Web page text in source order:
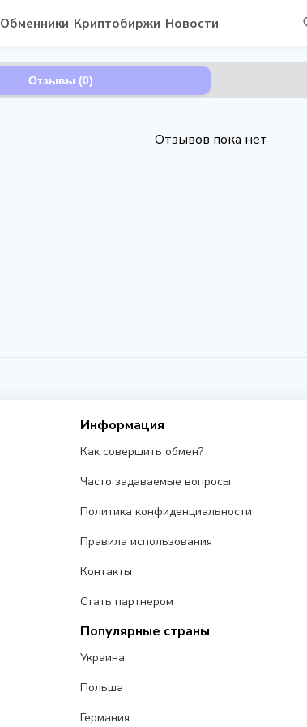
Обменники Криптобиржи Новости
Отзывы (0)
Отзывов пока нет
Информация
Как совершить обмен?
Часто задаваемые вопросы
Политика конфиденциальности
Правила использования
Контакты
Стать партнером
Популярные страны
Украина
Польша
Германия